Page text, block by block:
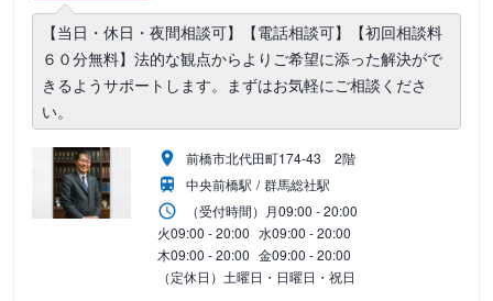
【当日・休日・夜間相談可】【電話相談可】【初回相談料
６０分無料】法的な観点からよりご希望に添った解決がで
きるようサポートします。まずはお気軽にご相談くださ
い。
前橋市北代田町174-43 2階
中央前橋駅
群馬総社駅
（受付時間） 月09:00 - 20:00
火09:00 - 20:00 水09:00 - 20:00
木09:00 - 20:00 金09:00 - 20:00
（定休日）土曜日・日曜日・祝日